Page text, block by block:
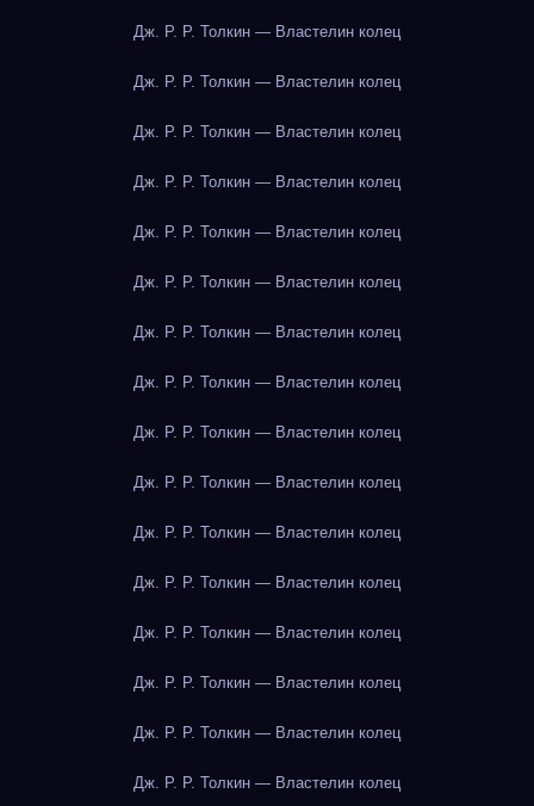
Дж. Р. Р. Толкин — Властелин колец
Дж. Р. Р. Толкин — Властелин колец
Дж. Р. Р. Толкин — Властелин колец
Дж. Р. Р. Толкин — Властелин колец
Дж. Р. Р. Толкин — Властелин колец
Дж. Р. Р. Толкин — Властелин колец
Дж. Р. Р. Толкин — Властелин колец
Дж. Р. Р. Толкин — Властелин колец
Дж. Р. Р. Толкин — Властелин колец
Дж. Р. Р. Толкин — Властелин колец
Дж. Р. Р. Толкин — Властелин колец
Дж. Р. Р. Толкин — Властелин колец
Дж. Р. Р. Толкин — Властелин колец
Дж. Р. Р. Толкин — Властелин колец
Дж. Р. Р. Толкин — Властелин колец
Дж. Р. Р. Толкин — Властелин колец